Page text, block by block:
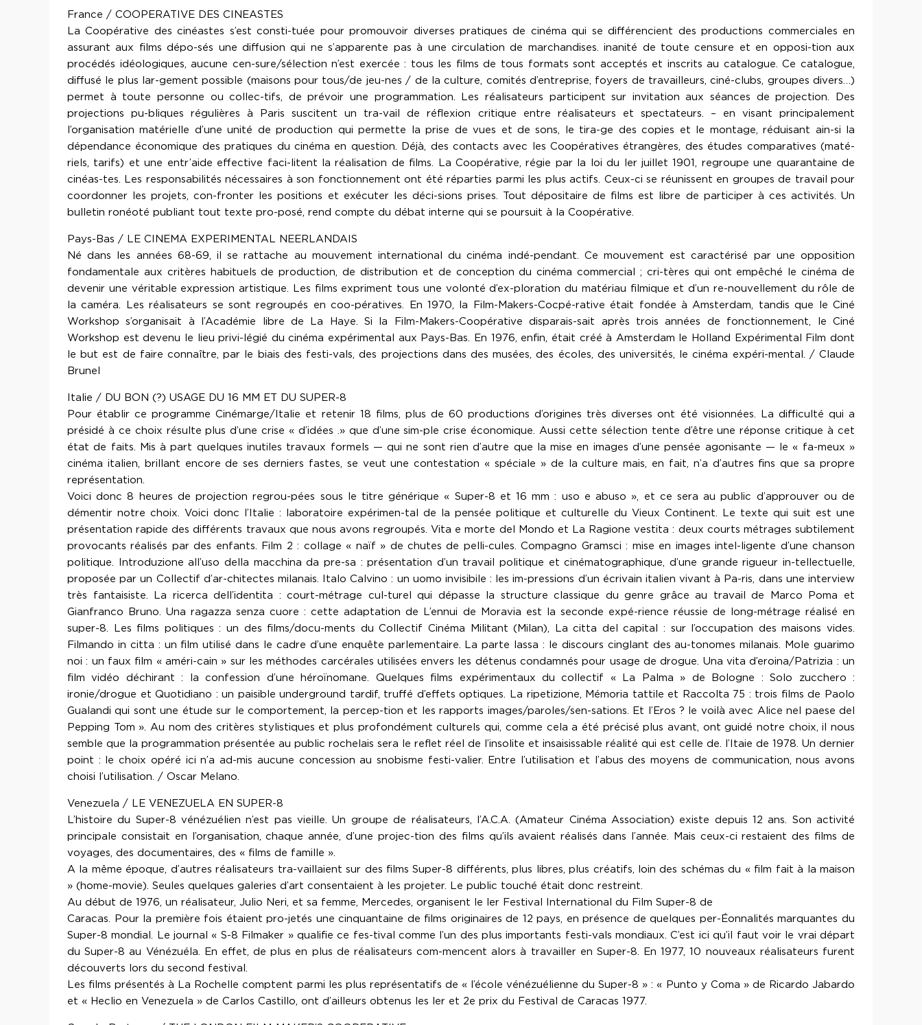
France / COOPERATIVE DES CINEASTES
La Coopérative des cinéastes s’est consti-tuée pour promouvoir diverses pratiques de cinéma qui se différencient des productions commerciales en
assurant aux films dépo-sés une diffusion qui ne s’apparente pas à une circulation de marchandises. inanité de toute censure et en opposi-tion aux
procédés idéologiques, aucune cen-sure/sélection n’est exercée : tous les films de tous formats sont acceptés et inscrits au catalogue. Ce catalogue,
diffusé le plus lar-gement possible (maisons pour tous/de jeu-nes / de la culture, comités d’entreprise, foyers de travailleurs, ciné-clubs, groupes divers…)
permet à toute personne ou collec-tifs, de prévoir une programmation. Les réalisateurs participent sur invitation aux séances de projection. Des
projections pu-bliques régulières à Paris suscitent un tra-vail de réflexion critique entre réalisateurs et spectateurs. – en visant principalement
l’organisation matérielle d’une unité de production qui permette la prise de vues et de sons, le tira-ge des copies et le montage, réduisant ain-si la
dépendance économique des pratiques du cinéma en question. Déjà, des contacts avec les Coopératives étrangères, des études comparatives (maté-
riels, tarifs) et une entr’aide effective faci-litent la réalisation de films. La Coopérative, régie par la loi du ler juillet 1901, regroupe une quarantaine de
cinéas-tes. Les responsabilités nécessaires à son fonctionnement ont été réparties parmi les plus actifs. Ceux-ci se réunissent en groupes de travail pour
coordonner les projets, con-fronter les positions et exécuter les déci-sions prises. Tout dépositaire de films est libre de participer à ces activités. Un
bulletin ronéoté publiant tout texte pro-posé, rend compte du débat interne qui se poursuit à la Coopérative.
Pays-Bas / LE CINEMA EXPERIMENTAL NEERLANDAIS
Né dans les années 68-69, il se rattache au mouvement international du cinéma indé-pendant. Ce mouvement est caractérisé par une opposition
fondamentale aux critères habituels de production, de distribution et de conception du cinéma commercial ; cri-tères qui ont empêché le cinéma de
devenir une véritable expression artistique. Les films expriment tous une volonté d’ex-ploration du matériau filmique et d’un re-nouvellement du rôle de
la caméra. Les réalisateurs se sont regroupés en coo-pératives. En 1970, la Film-Makers-Cocpé-rative était fondée à Amsterdam, tandis que le Ciné
Workshop s’organisait à l’Académie libre de La Haye. Si la Film-Makers-Coopérative disparais-sait après trois années de fonctionnement, le Ciné
Workshop est devenu le lieu privi-légié du cinéma expérimental aux Pays-Bas. En 1976, enfin, était créé à Amsterdam le Holland Expérimental Film dont
le but est de faire connaître, par le biais des festi-vals, des projections dans des musées, des écoles, des universités, le cinéma expéri-mental. / Claude
Brunel
Italie / DU BON (?) USAGE DU 16 MM ET DU SUPER-8
Pour établir ce programme Cinémarge/Italie et retenir 18 films, plus de 60 productions d’origines très diverses ont été visionnées. La difficulté qui a
présidé à ce choix résulte plus d’une crise « d’idées .» que d’une sim-ple crise économique. Aussi cette sélection tente d’être une réponse critique à cet
état de faits. Mis à part quelques inutiles travaux formels — qui ne sont rien d’autre que la mise en images d’une pensée agonisante — le « fa-meux »
cinéma italien, brillant encore de ses derniers fastes, se veut une contestation « spéciale » de la culture mais, en fait, n’a d’autres fins que sa propre
représentation.
Voici donc 8 heures de projection regrou-pées sous le titre générique « Super-8 et 16 mm : uso e abuso », et ce sera au public d’approuver ou de
démentir notre choix. Voici donc l’Italie : laboratoire expérimen-tal de la pensée politique et culturelle du Vieux Continent. Le texte qui suit est une
présentation rapide des différents travaux que nous avons regroupés. Vita e morte del Mondo et La Ragione vestita : deux courts métrages subtilement
provocants réalisés par des enfants. Film 2 : collage « naïf » de chutes de pelli-cules. Compagno Gramsci : mise en images intel-ligente d’une chanson
politique. Introduzione all’uso della macchina da pre-sa : présentation d’un travail politique et cinématographique, d’une grande rigueur in-tellectuelle,
proposée par un Collectif d’ar-chitectes milanais. Italo Calvino : un uomo invisibile : les im-pressions d’un écrivain italien vivant à Pa-ris, dans une interview
très fantaisiste. La ricerca dell’identita : court-métrage cul-turel qui dépasse la structure classique du genre grâce au travail de Marco Poma et
Gianfranco Bruno. Una ragazza senza cuore : cette adaptation de L’ennui de Moravia est la seconde expé-rience réussie de long-métrage réalisé en
super-8. Les films politiques : un des films/docu-ments du Collectif Cinéma Militant (Milan), La citta del capital : sur l’occupation des maisons vides.
Filmando in citta : un film utilisé dans le cadre d’une enquête parlementaire. La parte lassa : le discours cinglant des au-tonomes milanais. Mole guarimo
noi : un faux film « améri-cain » sur les méthodes carcérales utilisées envers les détenus condamnés pour usage de drogue. Una vita d’eroina/Patrizia : un
film vidéo déchirant : la confession d’une héroïnomane. Quelques films expérimentaux du collectif « La Palma » de Bologne : Solo zucchero :
ironie/drogue et Quotidiano : un paisible underground tardif, truffé d’effets optiques. La ripetizione, Mémoria tattile et Raccolta 75 : trois films de Paolo
Gualandi qui sont une étude sur le comportement, la percep-tion et les rapports images/paroles/sen-sations. Et l’Eros ? le voilà avec Alice nel paese del
Pepping Tom ». Au nom des critères stylistiques et plus profondément culturels qui, comme cela a été précisé plus avant, ont guidé notre choix, il nous
semble que la programmation présentée au public rochelais sera le reflet réel de l’insolite et insaisissable réalité qui est celle de. l’Itaie de 1978. Un dernier
point : le choix opéré ici n’a ad-mis aucune concession au snobisme festi-valier. Entre l’utilisation et l’abus des moyens de communication, nous avons
choisi l’utilisation. / Oscar Melano.
Venezuela / LE VENEZUELA EN SUPER-8
L’histoire du Super-8 vénézuélien n’est pas vieille. Un groupe de réalisateurs, l’A.C.A. (Amateur Cinéma Association) existe depuis 12 ans. Son activité
principale consistait en l’organisation, chaque année, d’une projec-tion des films qu’ils avaient réalisés dans l’année. Mais ceux-ci restaient des films de
voyages, des documentaires, des « films de famille ».
A la même époque, d’autres réalisateurs tra-vaillaient sur des films Super-8 différents, plus libres, plus créatifs, loin des schémas du « film fait à la maison
» (home-movie). Seules quelques galeries d’art consentaient à les projeter. Le public touché était donc restreint.
Au début de 1976, un réalisateur, Julio Neri, et sa femme, Mercedes, organisent le ler Festival International du Film Super-8 de
Caracas. Pour la première fois étaient pro-jetés une cinquantaine de films originaires de 12 pays, en présence de quelques per-Éonnalités marquantes du
Super-8 mondial. Le journal « S-8 Filmaker » qualifie ce fes-tival comme l’un des plus importants festi-vals mondiaux. C’est ici qu’il faut voir le vrai départ
du Super-8 au Vénézuéla. En effet, de plus en plus de réalisateurs com-mencent alors à travailler en Super-8. En 1977, 10 nouveaux réalisateurs furent
découverts lors du second festival.
Les films présentés à La Rochelle comptent parmi les plus représentatifs de « l’école vénézuélienne du Super-8 » : « Punto y Coma » de Ricardo Jabardo
et « Heclio en Venezuela » de Carlos Castillo, ont d’ailleurs obtenus les ler et 2e prix du Festival de Caracas 1977.